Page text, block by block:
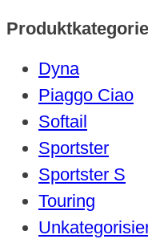
Dyna
Piaggo Ciao
Softail
Sportster
Sportster S
Touring